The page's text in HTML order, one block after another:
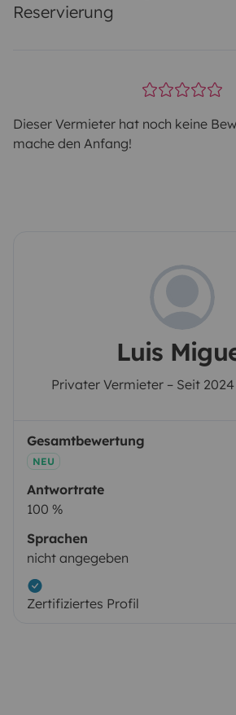
Reservierung
Dieser Vermieter hat noch keine
mache den Anfang!
Luis
Privater Vermieter – Seit
Gesamtbewertung
NEU
Antwortrate
100 %
Sprachen
nicht angegeben
Zertifiziertes Profil